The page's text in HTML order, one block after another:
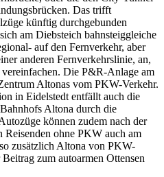
Das trifft
künftig durchgebunden
am Diebsteich bahnsteiggleiche
auf den Fernverkehr, aber
anderen Fernverkehrslinie, an,
Die P&R-Anlage am
Altonas vom PKW-Verkehr.
in Eidelstedt entfällt auch die
Altona durch die
können zudem nach der
ohne PKW auch am
zusätzlich Altona von PKW-
zum autoarmen Ottensen